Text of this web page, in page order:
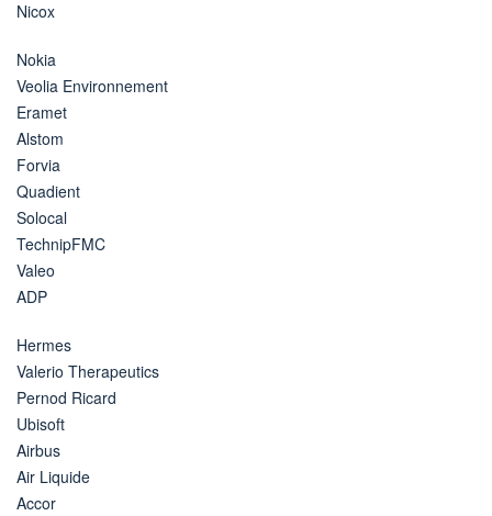
Nicox
Nokia
Veolia Environnement
Eramet
Alstom
Forvia
Quadient
Solocal
TechnipFMC
Valeo
ADP
Hermes
Valerio Therapeutics
Pernod Ricard
Ubisoft
Airbus
Air Liquide
Accor